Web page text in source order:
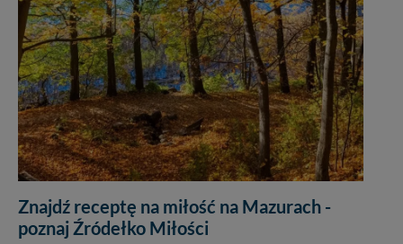
Znajdź receptę na miłość na Mazurach -
poznaj Źródełko Miłości